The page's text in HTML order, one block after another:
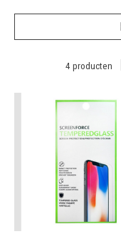
4 producten